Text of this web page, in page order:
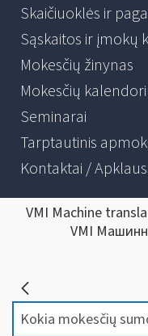
Skaičiuoklės ir
Sąskaitos ir įmokų
Mokesčių žinynas
Mokesčių
Seminarai
Tarptautinis
Kontaktai /
VMI Machine
VMI